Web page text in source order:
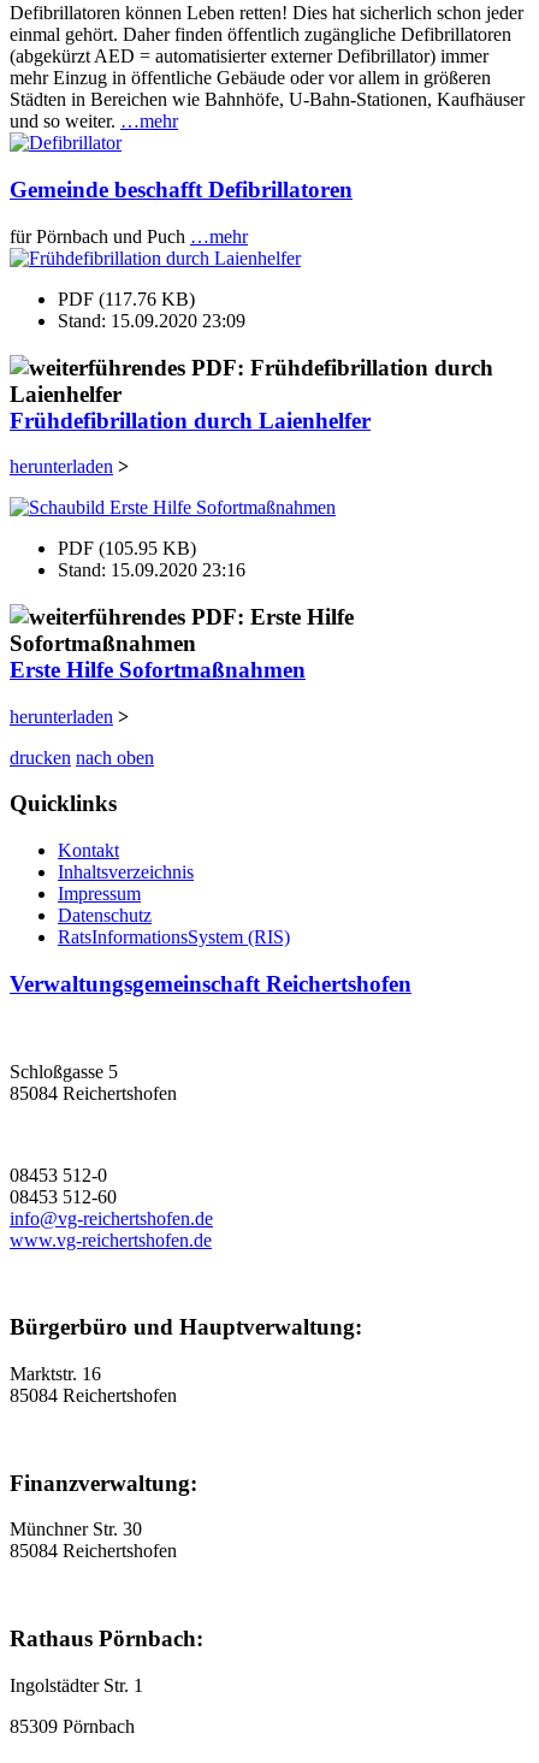
Defibrillatoren können Leben retten! Dies hat sicherlich schon jeder
einmal gehört. Daher finden öffentlich zugängliche Defibrillatoren
(abgekürzt AED = automatisierter externer Defibrillator) immer
mehr Einzug in öffentliche Gebäude oder vor allem in größeren
Städten in Bereichen wie Bahnhöfe, U-Bahn-Stationen, Kaufhäuser
und so weiter. …mehr
Gemeinde beschafft Defibrillatoren
für Pörnbach und Puch …mehr
PDF (117.76 KB)
Stand: 15.09.2020 23:09
Frühdefibrillation durch Laienhelfer
herunterladen >
PDF (105.95 KB)
Stand: 15.09.2020 23:16
Erste Hilfe Sofortmaßnahmen
herunterladen >
drucken nach oben
Quicklinks
Kontakt
Inhaltsverzeichnis
Impressum
Datenschutz
RatsInformationsSystem (RIS)
Verwaltungsgemeinschaft Reichertshofen
Schloßgasse 5
85084 Reichertshofen
08453 512-0
08453 512-60
info@vg-reichertshofen.de
www.vg-reichertshofen.de
Bürgerbüro und Hauptverwaltung:
Marktstr. 16
85084 Reichertshofen
Finanzverwaltung:
Münchner Str. 30
85084 Reichertshofen
Rathaus Pörnbach:
Ingolstädter Str. 1
85309 Pörnbach